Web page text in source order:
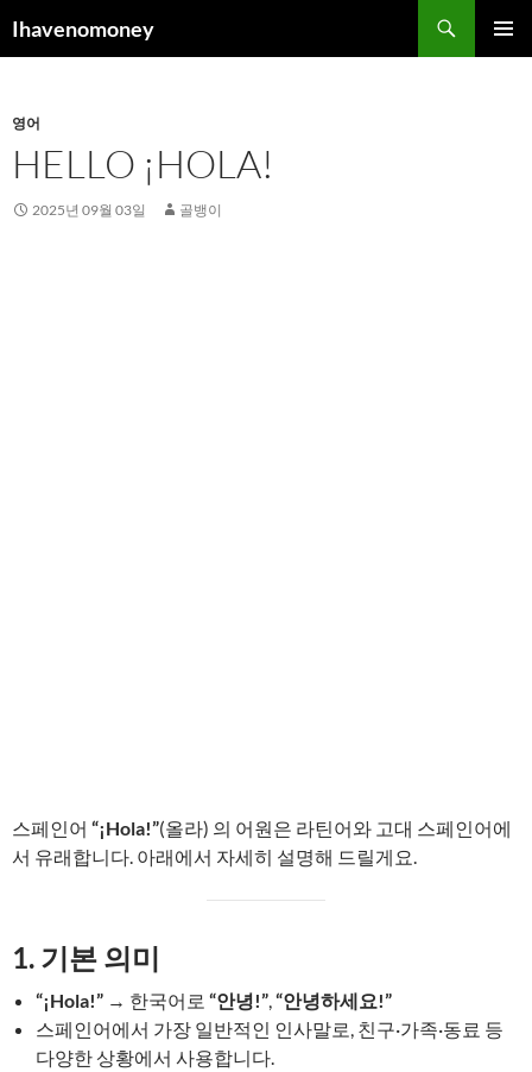
텐
건
너
뛰
기
Ihavenomoney
색
영어
HELLO ¡HOLA!
2025년 09월 03일 골뱅이
스페인어 “¡Hola!”(올라) 의 어원은 라틴어와 고대 스페인어에
서 유래합니다. 아래에서 자세히 설명해 드릴게요.
1. 기본 의미
“¡Hola!” → 한국어로 “안녕!”,“안녕하세요!”
스페인어에서 가장 일반적인 인사말로, 친구·가족·동료 등
다양한 상황에서 사용합니다.